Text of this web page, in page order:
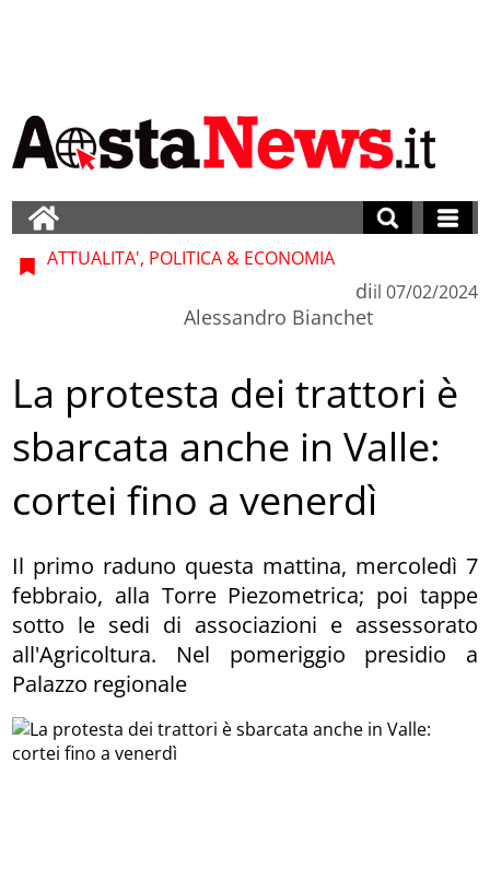
ATTUALITA', POLITICA & ECONOMIA
di
Alessandro Bianchet
il 07/02/2024
La protesta dei trattori è
sbarcata anche in Valle:
cortei fino a venerdì
Il primo raduno questa mattina, mercoledì 7
febbraio, alla Torre Piezometrica; poi tappe
sotto le sedi di associazioni e assessorato
all'Agricoltura. Nel pomeriggio presidio a
Palazzo regionale